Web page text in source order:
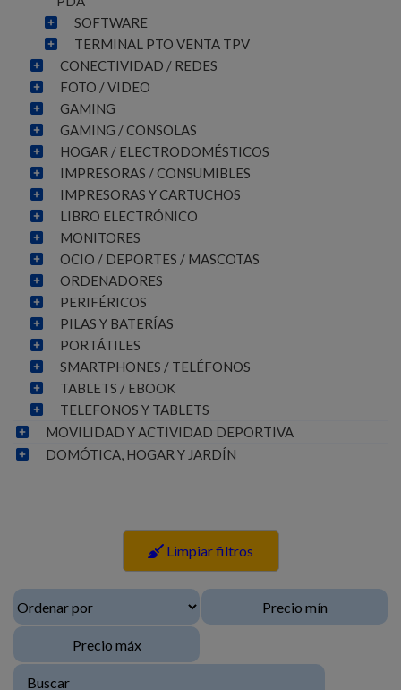
SOFTWARE
TERMINAL PTO VENTA TPV
CONECTIVIDAD / REDES
FOTO / VIDEO
GAMING
GAMING / CONSOLAS
HOGAR / ELECTRODOMÉSTICOS
IMPRESORAS / CONSUMIBLES
IMPRESORAS Y CARTUCHOS
LIBRO ELECTRÓNICO
MONITORES
OCIO / DEPORTES / MASCOTAS
ORDENADORES
PERIFÉRICOS
PILAS Y BATERÍAS
PORTÁTILES
SMARTPHONES / TELÉFONOS
TABLETS / EBOOK
TELEFONOS Y TABLETS
MOVILIDAD Y ACTIVIDAD DEPORTIVA
DOMÓTICA, HOGAR Y JARDÍN
Limpiar filtros